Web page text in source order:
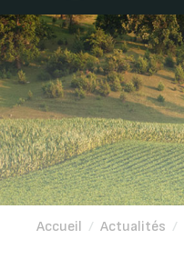
Accueil / Actualités /